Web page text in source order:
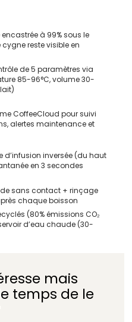
à 99% sous le
reste visible en
de 5 paramètres via
85-96°C, volume 30-
CoffeeCloud pour suivi
alertes maintenance et
d’infusion inversée (du haut
en 3 secondes
sans contact + rinçage
chaque boisson
(80% émissions CO₂
d’eau chaude (30-
mais
temps de le